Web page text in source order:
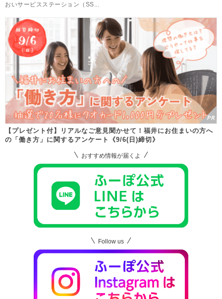
おいサービスステーション（SS...
【プレゼント付】リアルなご意見聞かせて！福井にお住まいの方へ
の「働き方」に関するアンケート《9/6(日)締切》
おすすめ情報が届くよ
Follow us